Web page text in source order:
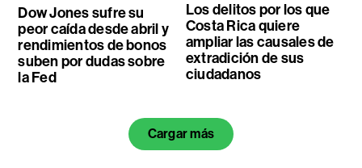
Dow Jones sufre su
peor caída desde abril y
rendimientos de bonos
suben por dudas sobre
la Fed
Los delitos por los que
Costa Rica quiere
ampliar las causales de
extradición de sus
ciudadanos
Cargar más